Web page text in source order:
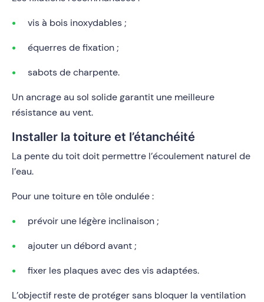
vis à bois inoxydables ;
équerres de fixation ;
sabots de charpente.
Un ancrage au sol solide garantit une meilleure
résistance au vent.
Installer la toiture et l’étanchéité
La pente du toit doit permettre l’écoulement naturel de
l’eau.
Pour une toiture en tôle ondulée :
prévoir une légère inclinaison ;
ajouter un débord avant ;
fixer les plaques avec des vis adaptées.
L’objectif reste de protéger sans bloquer la ventilation